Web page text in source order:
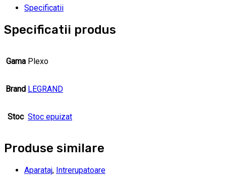
Specificatii
Specificatii produs
Gama Plexo
Brand LEGRAND
Stoc Stoc epuizat
Produse similare
Aparataj, Intrerupatoare